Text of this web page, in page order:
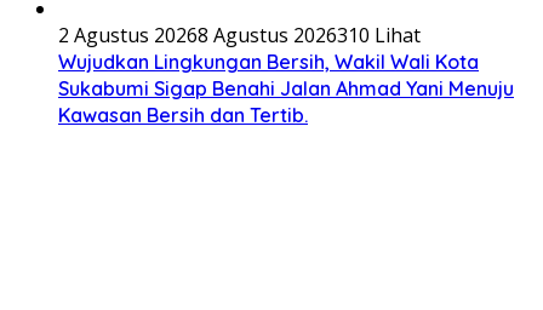
2 Agustus 20268 Agustus 2026310 Lihat
Wujudkan Lingkungan Bersih, Wakil Wali Kota
Sukabumi Sigap Benahi Jalan Ahmad Yani Menuju
Kawasan Bersih dan Tertib.